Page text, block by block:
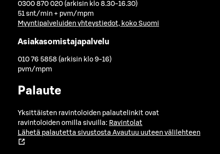
0300 870 020 (arkisin klo 8.30-16.30)
51 snt/min + pvm/mpm
Myyntipalveluiden yhteystiedot, koko Suomi
Asiakasomistajapalvelu
010 76 5858 (arkisin klo 9-16)
pvm/mpm
Palaute
Yksittäisten ravintoloiden palautelinkit ovat
ravintoloiden omilla sivuilla: Ravintolat
Lähetä palautetta sivustosta Avautuu uuteen välilehteen